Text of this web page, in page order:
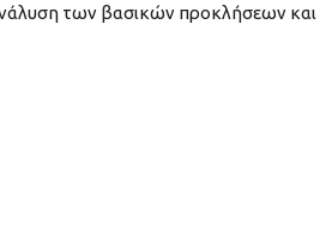
των βασικών προκλήσεων και